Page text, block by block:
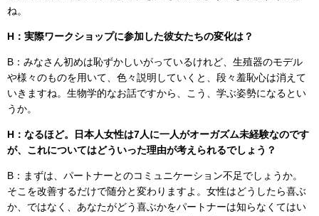
ね。
H：実際ワークショップに参加した彼女たちの変化は？
B：みなさん初めは恥ずかしいがっているけれど、生殖器のモデル
や様々のものを用いて、色々説明していくと、段々羞恥心は消えて
いきますね。生物学的なお話ですから、こう、学ぶ姿勢になるとい
うか。
H：なるほど。日本人女性は7人に一人がオーガズム未経験なのです
が、これについてはどういった理由が考えられるでしょう？
B：まずは、パートナーとのコミュニケーション不足でしょうか。
そこを改善するだけで随分と変わりますよ。女性はどうしたら喜ぶ
か、ではなく、あなたがどう喜ぶかをパートナーは知らなくてはい